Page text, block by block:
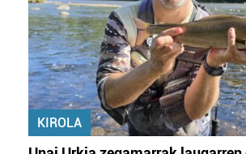
KIROLA